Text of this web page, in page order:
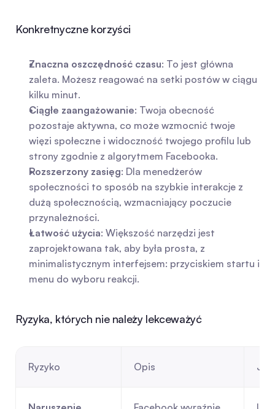
Konkretnyczne korzyści
Znaczna oszczędność czasu: To jest główna
zaleta. Możesz reagować na setki postów w ciągu
kilku minut.
Ciągłe zaangażowanie: Twoja obecność
pozostaje aktywna, co może wzmocnić twoje
więzi społeczne i widoczność twojego profilu lub
strony zgodnie z algorytmem Facebooka.
Rozszerzony zasięg: Dla menedżerów
społeczności to sposób na szybkie interakcje z
dużą społecznością, wzmacniający poczucie
przynależności.
Łatwość użycia: Większość narzędzi jest
zaprojektowana tak, aby była prosta, z
minimalistycznym interfejsem: przyciskiem startu i
menu do wyboru reakcji.
Ryzyka, których nie należy lekceważyć
Ryzyko Opis